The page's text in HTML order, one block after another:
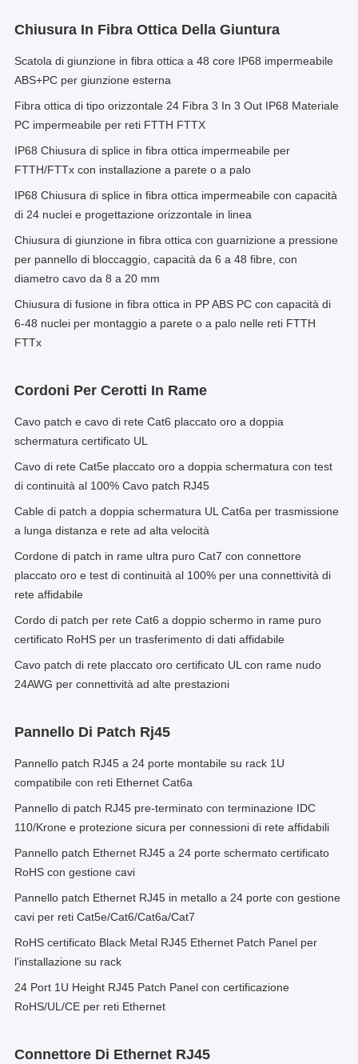
Chiusura In Fibra Ottica Della Giuntura
Scatola di giunzione in fibra ottica a 48 core IP68 impermeabile
ABS+PC per giunzione esterna
Fibra ottica di tipo orizzontale 24 Fibra 3 In 3 Out IP68 Materiale
PC impermeabile per reti FTTH FTTX
IP68 Chiusura di splice in fibra ottica impermeabile per
FTTH/FTTx con installazione a parete o a palo
IP68 Chiusura di splice in fibra ottica impermeabile con capacità
di 24 nuclei e progettazione orizzontale in linea
Chiusura di giunzione in fibra ottica con guarnizione a pressione
per pannello di bloccaggio, capacità da 6 a 48 fibre, con
diametro cavo da 8 a 20 mm
Chiusura di fusione in fibra ottica in PP ABS PC con capacità di
6-48 nuclei per montaggio a parete o a palo nelle reti FTTH
FTTx
Cordoni Per Cerotti In Rame
Cavo patch e cavo di rete Cat6 placcato oro a doppia
schermatura certificato UL
Cavo di rete Cat5e placcato oro a doppia schermatura con test
di continuità al 100% Cavo patch RJ45
Cable di patch a doppia schermatura UL Cat6a per trasmissione
a lunga distanza e rete ad alta velocità
Cordone di patch in rame ultra puro Cat7 con connettore
placcato oro e test di continuità al 100% per una connettività di
rete affidabile
Cordo di patch per rete Cat6 a doppio schermo in rame puro
certificato RoHS per un trasferimento di dati affidabile
Cavo patch di rete placcato oro certificato UL con rame nudo
24AWG per connettività ad alte prestazioni
Pannello Di Patch Rj45
Pannello patch RJ45 a 24 porte montabile su rack 1U
compatibile con reti Ethernet Cat6a
Pannello di patch RJ45 pre-terminato con terminazione IDC
110/Krone e protezione sicura per connessioni di rete affidabili
Pannello patch Ethernet RJ45 a 24 porte schermato certificato
RoHS con gestione cavi
Pannello patch Ethernet RJ45 in metallo a 24 porte con gestione
cavi per reti Cat5e/Cat6/Cat6a/Cat7
RoHS certificato Black Metal RJ45 Ethernet Patch Panel per
l'installazione su rack
24 Port 1U Height RJ45 Patch Panel con certificazione
RoHS/UL/CE per reti Ethernet
Connettore Di Ethernet RJ45